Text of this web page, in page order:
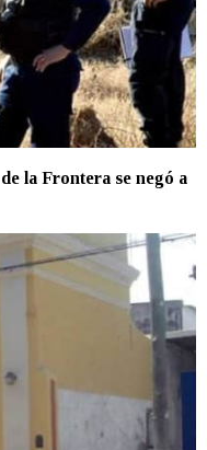
la Frontera se negó a